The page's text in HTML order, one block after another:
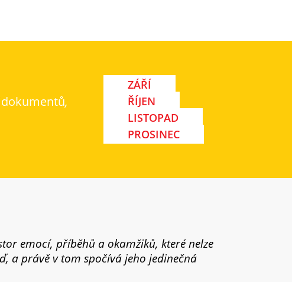
dokumentů,
ZÁŘÍ
ŘÍJEN
LISTOPAD
PROSINEC
emocí, příběhů a okamžiků, které nelze
a právě v tom spočívá jeho jedinečná